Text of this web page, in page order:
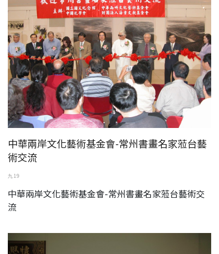
中華兩岸文化藝術基金會-常州書畫名家蒞台藝
術交流
九 19
中華兩岸文化藝術基金會-常州書畫名家蒞台藝術交
流